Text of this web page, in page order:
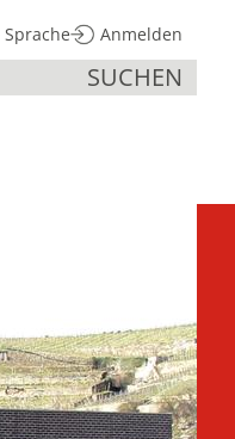
Sprache Anmelden
SUCHEN